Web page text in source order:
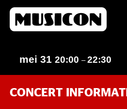
mei 31 20:00 –22:30
CONCERT